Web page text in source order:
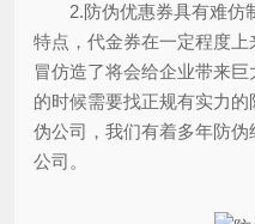
2.防伪优惠券具有难仿
特点，代金券在一定程度
冒仿造了将会给企业带来
的时候需要找正规有实力
伪公司，我们有着多年防
公司。